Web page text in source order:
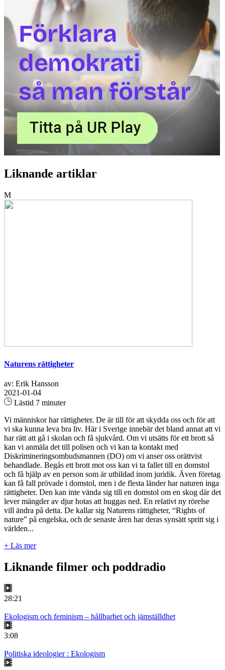
Liknande artiklar
M
Naturens rättigheter
av: Erik Hansson
2021-01-04
Lästid 7 minuter
Vi människor har rättigheter. De är till för att skydda oss och för att
vi ska kunna leva bra liv. Här i Sverige innebär det bland annat att vi
har rätt att gå i skolan och få sjukvård. Om vi utsätts för ett brott så
kan vi anmäla det till polisen och vi kan ta kontakt med
Diskrimineringsombudsmannen (DO) om vi anser oss orättvist
behandlade. Begås ett brott mot oss kan vi ta fallet till en domstol
och få hjälp av en person som är utbildad inom juridik. Även företag
kan få fall prövade i domstol, men i de flesta länder har naturen inga
rättigheter. Den kan inte vända sig till en domstol om en skog där det
lever mängder av djur hotas att huggas ned. En relativt ny rörelse
vill ändra på detta. De kallar sig Naturens rättigheter, “Rights of
nature” på engelska, och de senaste åren har deras synsätt spritt sig i
världen...
+ Läs mer
Liknande filmer och poddradio
28:21
Ekologism och feminism – hållbarhet och jämställdhet
3:08
Politiska ideologier : Ekologism